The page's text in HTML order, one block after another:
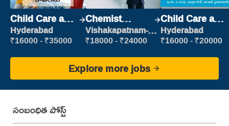
Child Care and
Patient care
Hyderabad
₹16000 - ₹35000
Chemist
Production
Executive
Vishakapatnam-
new
₹18000 - ₹24000
Child Care and
Patient care
Hyderabad
₹16000 - ₹20000
Explore more jobs
సంబంధిత పోస్ట్